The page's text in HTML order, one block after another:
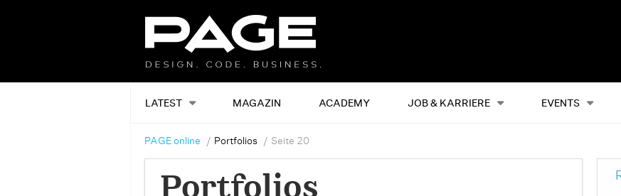
LATEST MAGAZIN ACADEMY JOB & KARRIERE EVENTS
Alles Events
PAGE online Portfolios Seite 20
Portfolios